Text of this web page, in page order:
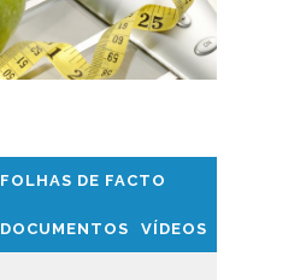
FOLHAS DE FACTO
DOCUMENTOS VÍDEOS